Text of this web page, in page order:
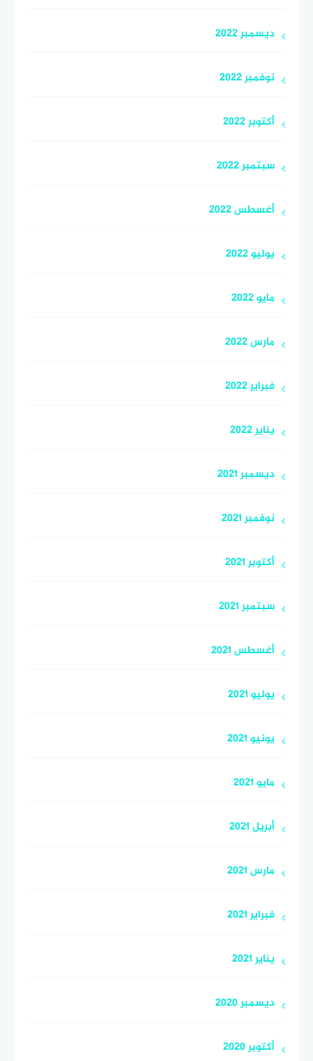
ديسمبر 2022
نوفمبر 2022
أكتوبر 2022
سبتمبر 2022
أغسطس 2022
يوليو 2022
مايو 2022
مارس 2022
فبراير 2022
يناير 2022
ديسمبر 2021
نوفمبر 2021
أكتوبر 2021
سبتمبر 2021
أغسطس 2021
يوليو 2021
يونيو 2021
مايو 2021
أبريل 2021
مارس 2021
فبراير 2021
يناير 2021
ديسمبر 2020
أكتوبر 2020